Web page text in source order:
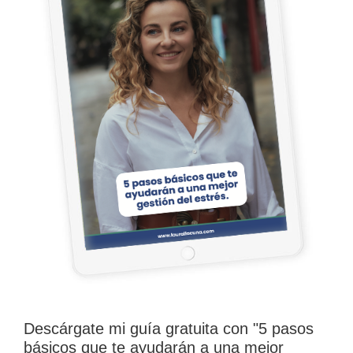
Indicada para:
Artrosis
Artritis
Dolores musculares
Fatiga crónica
Covid persistente
Fobromialgia
Insomnio
Diabetes
Transtornos de cicatrización
Recuperación física
Lesiones diversas
Descárgate mi guía gratuita con "5 pasos
básicos que te ayudarán a una mejor